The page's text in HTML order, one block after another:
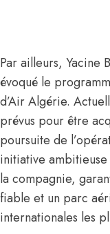
Par ailleurs, Yacine
évoqué le
d’Air Algérie.
prévus pour être
poursuite de
initiative
la compagnie,
fiable et un parc
internationales les